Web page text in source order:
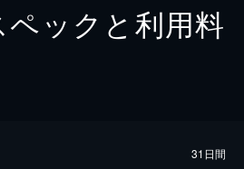
ックと利用料
31日間